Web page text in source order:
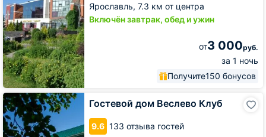
Ярославль, 7.3 км от центра
Включён завтрак, обед и ужин
от3 000руб.
за 1 ночь
Получите150 бонусов
Гостевой дом Веслево Клуб
9.6 133 отзыва гостей
Гостевой
дом
Веслево
Клуб